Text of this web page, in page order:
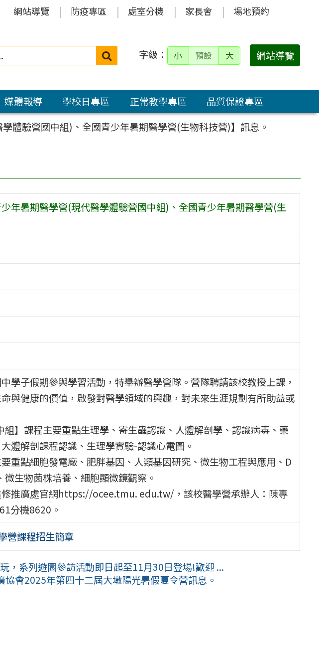
網站導覽 防疫專區 處室分機 家長會 場地預約
搜
字級： 小 預設 大 網站導覽
媒體報導 學校日專區 正常教學專區
品質保證專區
體驗營國中組)、全國青少年暑期醫學營(生物科技營)】訊息。
年暑期醫學營(現代醫學體驗營國中組)、全國青少年暑期醫學營(生
學子假期參與學習活動，特舉辦醫學營隊。營隊聘請該校教授上課，
與健康的價值，啟發對醫學領域的興趣，對未來生涯規劃有所助益或
】課程主要重點生理學、寄生蟲認識、人體解剖學、認識病毒、藥
體解剖課程認識、生理學實驗-認識心電圖。
重點細胞發電廠、肥胖基因、人類基因研究、微生物工程與應用、D
生物菌株培養、細胞顯微鏡觀察。
修推廣處官網https://ocee.tmu. edu.tw/，該校醫學營承辦人：陳專
分機8620。
營課程招生簡章
，系列遊園參訪活動即日起至11月30日登場!歡迎 ...
協會2025年第四十二屆大墩陽光暑假夏令營訊息。